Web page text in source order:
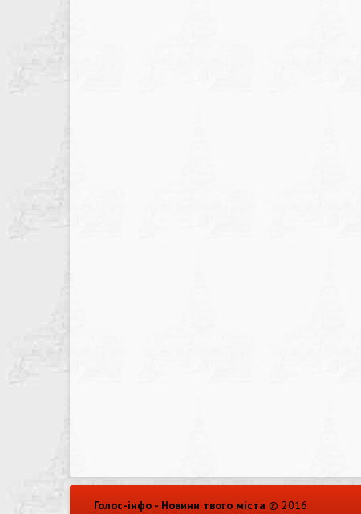
Голос-інфо - Новини твого міста © 2016